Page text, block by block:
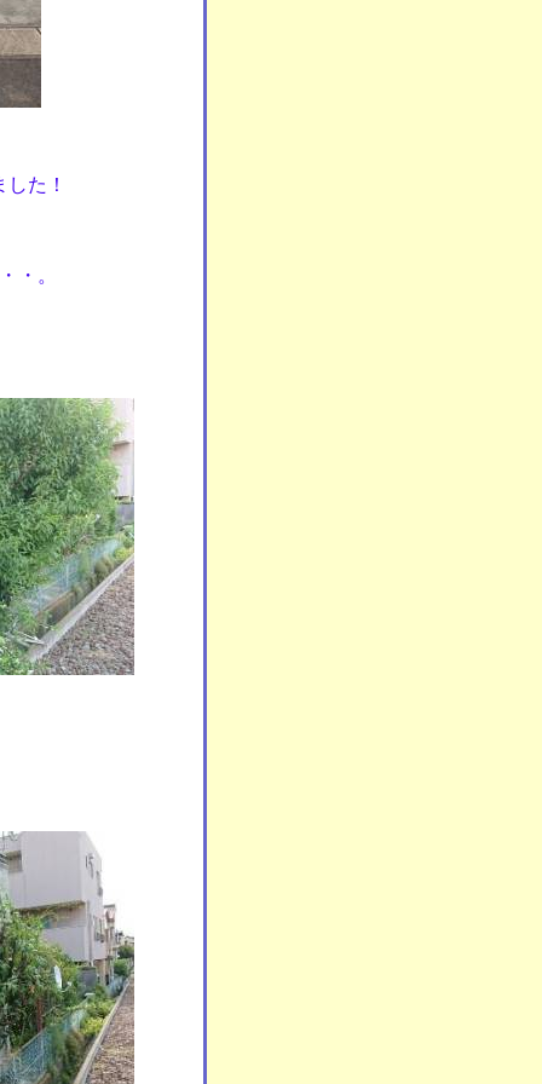
た！
・。